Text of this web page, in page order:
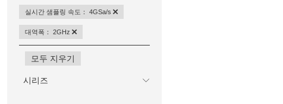
실시간 샘플링 속도： 4GSa/s
대역폭： 2GHz
모두 지우기
시리즈